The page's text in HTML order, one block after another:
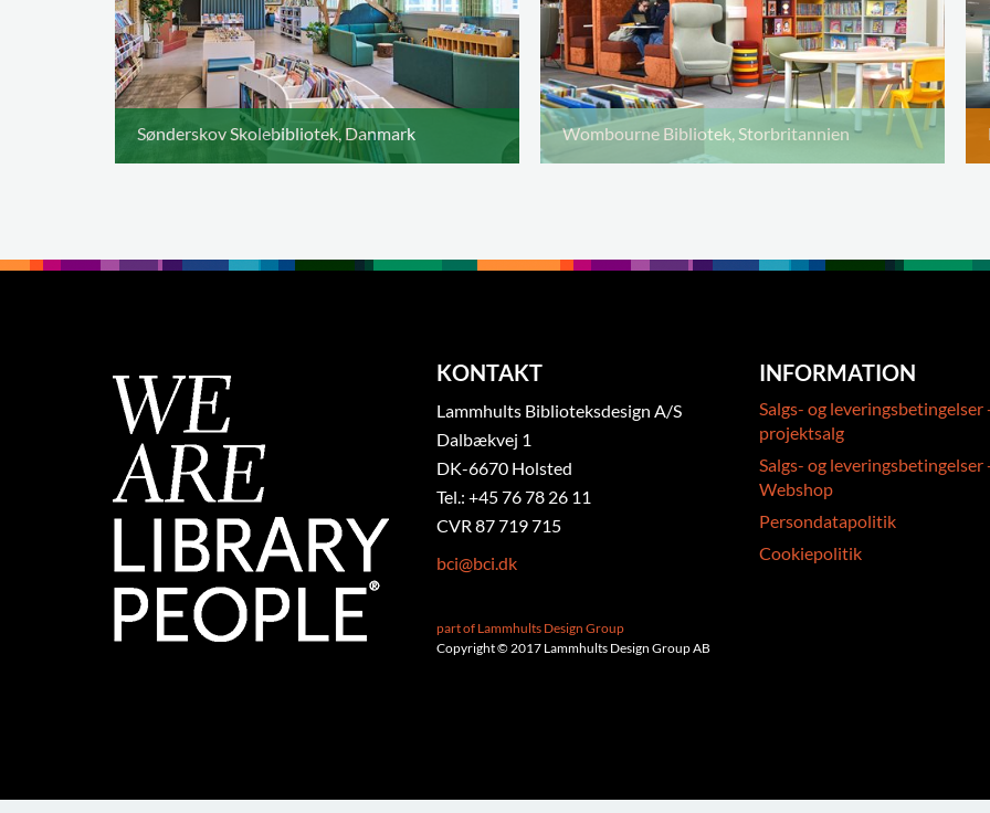
Sønderskov Skolebibliotek, Danmark Wombourne Bibliotek, Storbritannien
KONTAKT
Lammhults Biblioteksdesign A/S
Dalbækvej 1
DK-6670 Holsted
Tel.: +45 76 78 26 11
CVR 87 719 715
bci@bci.dk
part of Lammhults Design Group
Copyright © 2017 Lammhults Design Group AB
INFORMATION
Salgs- og leveringsbetingelser
projektsalg
Salgs- og leveringsbetingelser
Webshop
Persondatapolitik
Cookiepolitik